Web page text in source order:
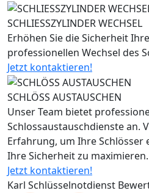
SCHLIESSZYLINDER WECHSEL
Erhöhen Sie die Sicherheit
professionellen Wechsel des
Jetzt kontaktieren!
SCHLÖSS AUSTAUSCHEN
Unser Team bietet
Schlossaustauschdienste an.
Erfahrung, um Ihre Schlösser
Ihre Sicherheit zu maximieren.
Jetzt kontaktieren!
Karl Schlüsselnotdienst